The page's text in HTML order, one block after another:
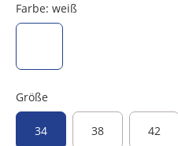
Farbe: weiß
Größe
34 38 42